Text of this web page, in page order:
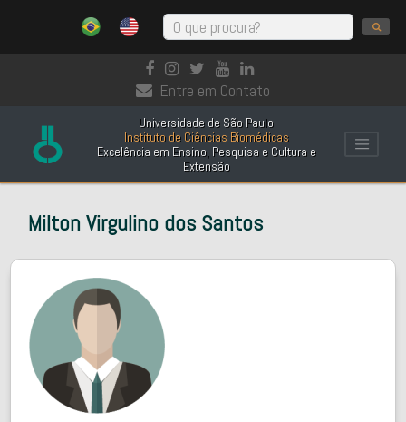
Entre em Contato
Universidade de São Paulo
Instituto de Ciências Biomédicas
Excelência em Ensino, Pesquisa e Cultura e
Extensão
Milton Virgulino dos Santos